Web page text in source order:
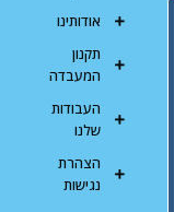
אודותינו
תקנון
המעבדה
העבודות
שלנו
הצהרת
נגישות